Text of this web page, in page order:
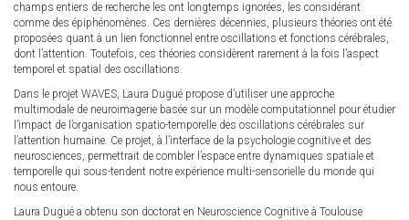
champs entiers de recherche les ont longtemps ignorées, les considérant
comme des épiphénomènes. Ces dernières décennies, plusieurs théories ont été
proposées quant à un lien fonctionnel entre oscillations et fonctions cérébrales,
dont l’attention. Toutefois, ces théories considèrent rarement à la fois l’aspect
temporel et spatial des oscillations.
Dans le projet WAVES, Laura Dugué propose d’utiliser une approche
multimodale de neuroimagerie basée sur un modèle computationnel pour étudier
l’impact de l’organisation spatio-temporelle des oscillations cérébrales sur
l’attention humaine. Ce projet, à l’interface de la psychologie cognitive et des
neurosciences, permettrait de combler l’espace entre dynamiques spatiale et
temporelle qui sous-tendent notre expérience multi-sensorielle du monde qui
nous entoure.
Laura Dugué a obtenu son doctorat en Neuroscience Cognitive à Toulouse